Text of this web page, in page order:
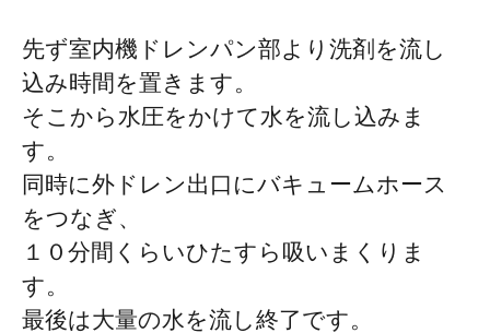
先ず室内機ドレンパン部より洗剤を流し
込み時間を置きます。
そこから水圧をかけて水を流し込みま
す。
同時に外ドレン出口にバキュームホース
をつなぎ、
１０分間くらいひたすら吸いまくりま
す。
最後は大量の水を流し終了です。